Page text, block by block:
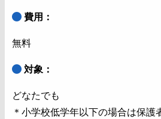
費用：
無料
対象：
どなたでも
＊小学校低学年以下の場合は保護